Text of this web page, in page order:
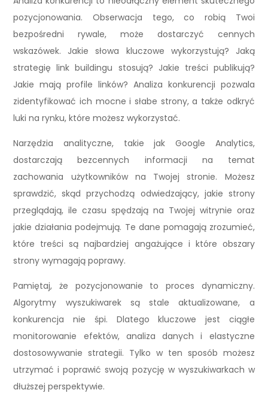
pozycjonowania. Obserwacja tego, co robią Twoi
bezpośredni rywale, może dostarczyć cennych
wskazówek. Jakie słowa kluczowe wykorzystują? Jaką
strategię link buildingu stosują? Jakie treści publikują?
Jakie mają profile linków? Analiza konkurencji pozwala
zidentyfikować ich mocne i słabe strony, a także odkryć
luki na rynku, które możesz wykorzystać.
Narzędzia analityczne, takie jak Google Analytics,
dostarczają bezcennych informacji na temat
zachowania użytkowników na Twojej stronie. Możesz
sprawdzić, skąd przychodzą odwiedzający, jakie strony
przeglądają, ile czasu spędzają na Twojej witrynie oraz
jakie działania podejmują. Te dane pomagają zrozumieć,
które treści są najbardziej angażujące i które obszary
strony wymagają poprawy.
Pamiętaj, że pozycjonowanie to proces dynamiczny.
Algorytmy wyszukiwarek są stale aktualizowane, a
konkurencja nie śpi. Dlatego kluczowe jest ciągłe
monitorowanie efektów, analiza danych i elastyczne
dostosowywanie strategii. Tylko w ten sposób możesz
utrzymać i poprawić swoją pozycję w wyszukiwarkach w
dłuższej perspektywie.